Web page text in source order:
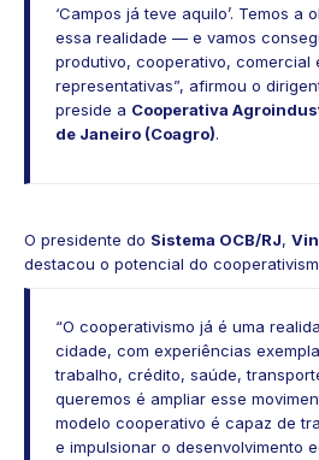
‘Campos já teve aquilo’. Temos a
essa realidade — e vamos
produtivo, cooperativo, comercial
representativas”, afirmou o
preside a Cooperativa
de Janeiro (Coagro).
O presidente do Sistema OCB/RJ,
destacou o potencial do
“O cooperativismo já é uma
cidade, com experiências
trabalho, crédito, saúde,
queremos é ampliar esse
modelo cooperativo é capaz de
e impulsionar o desenvolvimento